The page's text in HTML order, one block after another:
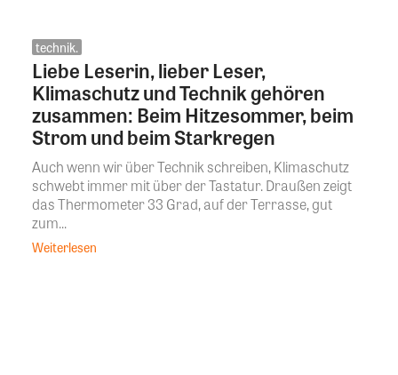
technik.
Liebe Leserin, lieber Leser,
Klimaschutz und Technik gehören
zusammen: Beim Hitzesommer, beim
Strom und beim Starkregen
Auch wenn wir über Technik schreiben, Klimaschutz
schwebt immer mit über der Tastatur. Draußen zeigt
das Thermometer 33 Grad, auf der Terrasse, gut
zum...
Weiterlesen